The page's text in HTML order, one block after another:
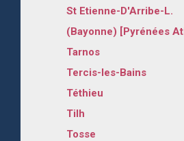
St Etienne-D'Arribe-L.
(Bayonne) [Pyrénées
Tarnos
Tercis-les-Bains
Téthieu
Tilh
Tosse